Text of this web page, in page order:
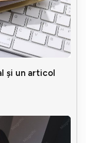
și un articol